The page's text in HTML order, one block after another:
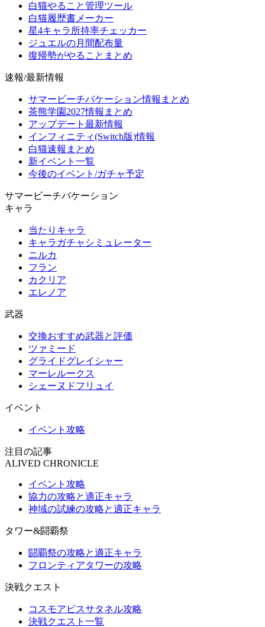
白猫やること管理ツール
白猫履歴書メーカー
星4キャラ所持率チェッカー
ジュエルの月間配布量
復帰勢がやることまとめ
速報/最新情報
サマービーチバケーション情報まとめ
茶熊学園2027情報まとめ
アップデート最新情報
インフィニティ(Switch版)情報
白猫速報まとめ
新イベント一覧
今後のイベント/ガチャ予定
サマービーチバケーション
キャラ
当たりキャラ
キャラガチャシミュレーター
ニルカ
フラン
カクリア
エレノア
武器
交換おすすめ武器と評価
ツァミード
グライドグレイシャー
マーレルークス
シェーヌドフリュイ
イベント
イベント攻略
注目の記事
ALIVED CHRONICLE
イベント攻略
協力の攻略と適正キャラ
神域の試練の攻略と適正キャラ
タワー&闘覇祭
闘覇祭の攻略と適正キャラ
フロンティアタワーの攻略
決戦クエスト
コスモアビスサタネル攻略
決戦クエスト一覧